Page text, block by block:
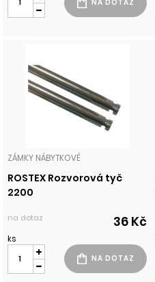
ZÁMKY NÁBYTKOVÉ
ROSTEX Rozvorová tyč
2200
na dotaz 36 Kč
ks